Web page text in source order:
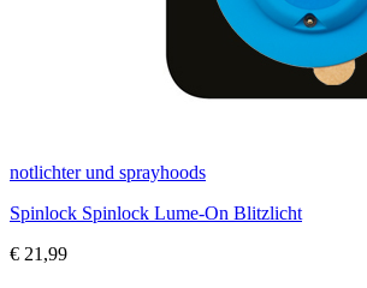
notlichter und sprayhoods
Spinlock Spinlock Lume-On Blitzlicht
€ 21,99